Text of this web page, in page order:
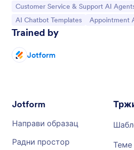
Иди на категорију:
Customer Service & Support AI
Иди на категорију:
AI Chatbot Templates Иди на
Appointment
Trained by
Jotform
Jotform
Направи образац
Радни простор
Теме